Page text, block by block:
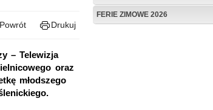
Powrót Drukuj
– Telewizja
oraz
młodszego
FERIE ZIMOWE 2026